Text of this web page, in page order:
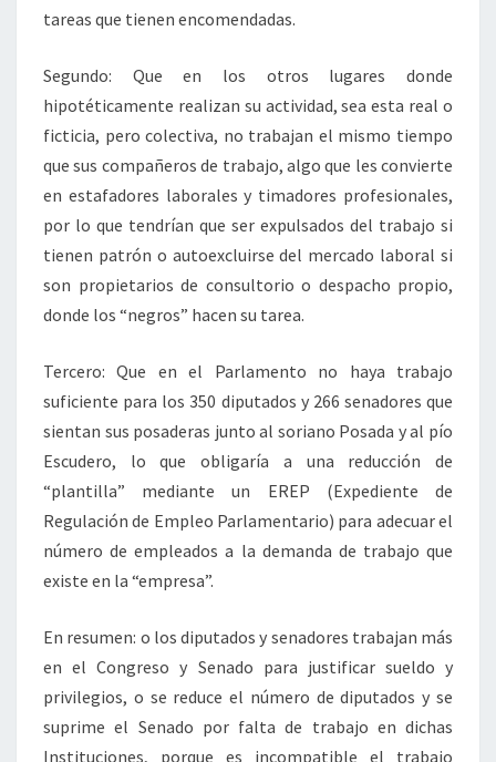
tareas que tienen encomendadas.
Segundo: Que en los otros lugares donde
hipotéticamente realizan su actividad, sea esta real o
ficticia, pero colectiva, no trabajan el mismo tiempo
que sus compañeros de trabajo, algo que les convierte
en estafadores laborales y timadores profesionales,
por lo que tendrían que ser expulsados del trabajo si
tienen patrón o autoexcluirse del mercado laboral si
son propietarios de consultorio o despacho propio,
donde los “negros” hacen su tarea.
Tercero: Que en el Parlamento no haya trabajo
suficiente para los 350 diputados y 266 senadores que
sientan sus posaderas junto al soriano Posada y al pío
Escudero, lo que obligaría a una reducción de
“plantilla” mediante un EREP (Expediente de
Regulación de Empleo Parlamentario) para adecuar el
número de empleados a la demanda de trabajo que
existe en la “empresa”.
En resumen: o los diputados y senadores trabajan más
en el Congreso y Senado para justificar sueldo y
privilegios, o se reduce el número de diputados y se
suprime el Senado por falta de trabajo en dichas
Instituciones, porque es incompatible el trabajo